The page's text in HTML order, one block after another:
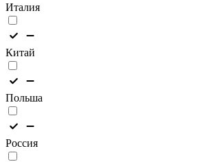
Италия
Китай
Польша
Россия